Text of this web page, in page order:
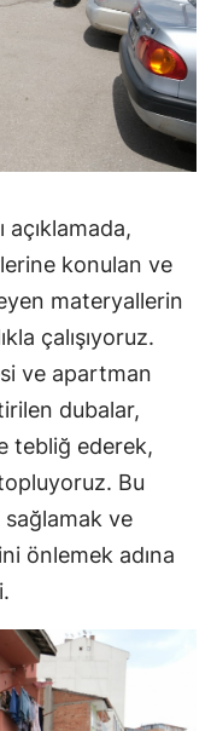
Gaziantep
Gümüşhane
Hatay
Mersin
İstanbul
İzmir
Kars
Kastamonu
Kırklareli
Kırşehir
açıklamada,
konulan ve
materyallerin
çalışıyoruz.
ve apartman
dubalar,
tebliğ ederek,
Bu
sağlamak ve
önlemek adına